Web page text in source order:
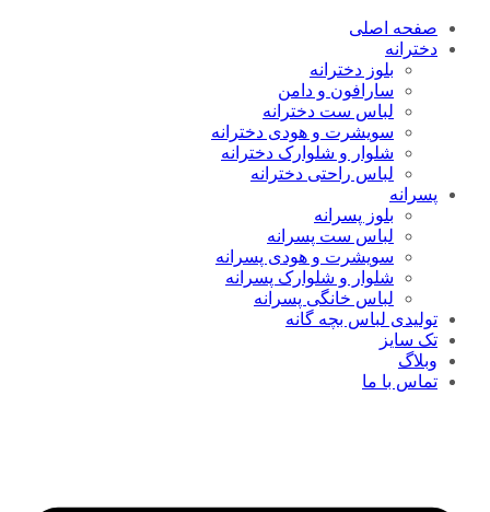
صفحه اصلی
دخترانه
بلوز دخترانه
سارافون و دامن
لباس ست دخترانه
سویشرت و هودی دخترانه
شلوار و شلوارک دخترانه
لباس راحتی دخترانه
پسرانه
بلوز پسرانه
لباس ست پسرانه
سویشرت و هودی پسرانه
شلوار و شلوارک پسرانه
لباس خانگی پسرانه
تولیدی لباس بچه گانه
تک سایز
وبلاگ
تماس با ما